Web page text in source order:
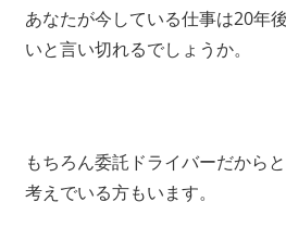
あなたが今している仕事は20年
いと言い切れるでしょうか。
もちろん委託ドライバーだから
考えでいる方もいます。